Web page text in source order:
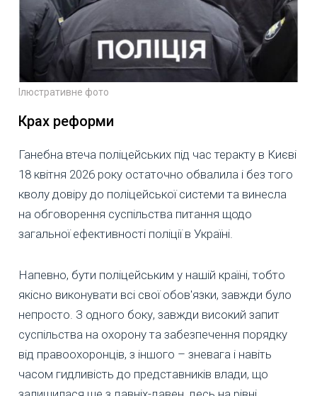
Ілюстративне фото
Крах реформи
Ганебна втеча поліцейських під час теракту в Києві
18 квітня 2026 року остаточно обвалила і без того
кволу довіру до поліцейської системи та винесла
на обговорення суспільства питання щодо
загальної ефективності поліції в Україні.
Напевно, бути поліцейським у нашій країні, тобто
якісно виконувати всі свої обов'язки, завжди було
непросто. З одного боку, завжди високий запит
суспільства на охорону та забезпечення порядку
від правоохоронців, з іншого – зневага і навіть
часом гидливість до представників влади, що